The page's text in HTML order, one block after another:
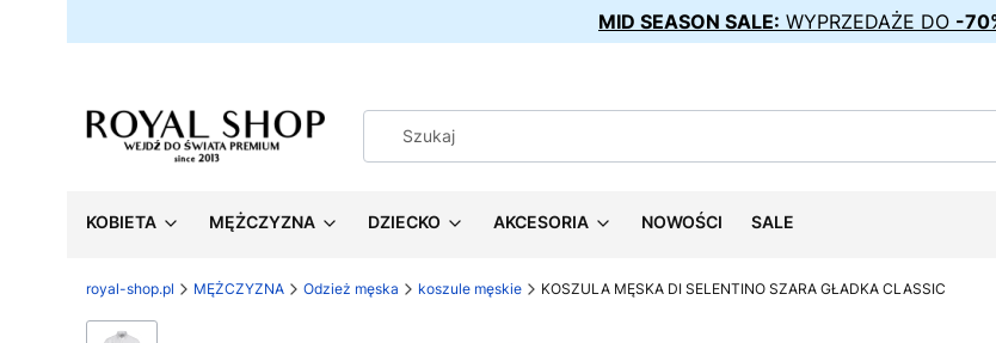
MID SEASON SALE: WYPRZEDAŻE DO -
KOBIETA MĘŻCZYZNA DZIECKO AKCESORIA NOWOŚCI SALE
royal-shop.pl MĘŻCZYZNA Odzież męska koszule męskie KOSZULA MĘSKA DI SELENTINO SZARA GŁADKA CLASSIC